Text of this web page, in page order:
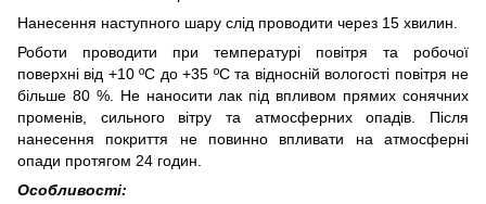
Нанесення наступного шару слід проводити через 15 хвилин.
Роботи проводити при температурі повітря та робочої
поверхні від +10 ºС до +35 ºС та відносній вологості повітря не
більше 80 %. Не наносити лак під впливом прямих сонячних
променів, сильного вітру та атмосферних опадів. Після
нанесення покриття не повинно впливати на атмосферні
опади протягом 24 годин.
Особливості: